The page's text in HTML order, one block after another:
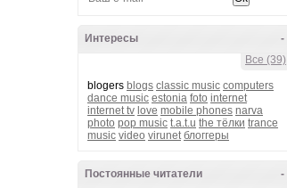
-
Интересы
Все (39)
blogers blogs classic music computers
dance music estonia foto internet
internet tv love mobile phones narva
photo pop music t.a.t.u the тёлки trance
music video virunet блоггеры
-
Постоянные читатели